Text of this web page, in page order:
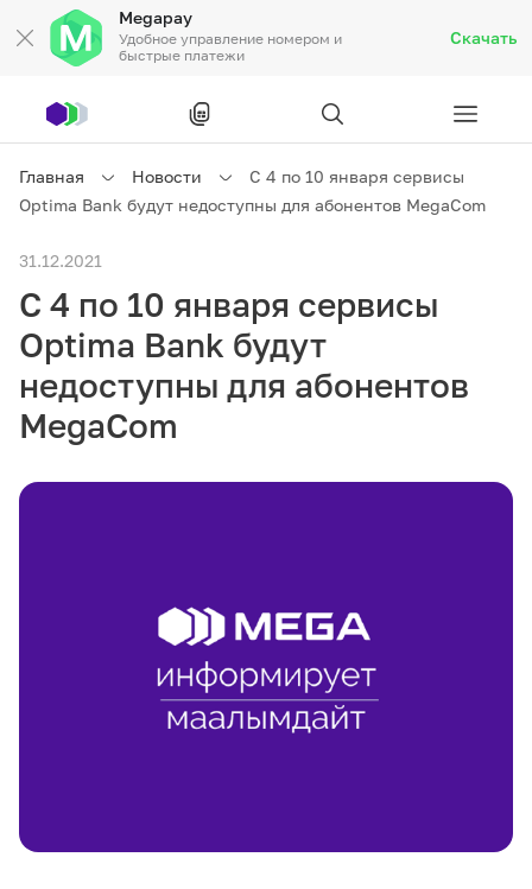
Megapay
Удобное управление номером и
быстрые платежи
Скачать
Частным клиентам
Бизнесу
Связь
Тарифы
Главная Новости
С 4 по 10 января сервисы
Optima Bank будут недоступны для абонентов MegaCom
31.12.2021
С 4 по 10 января сервисы
Optima Bank будут
недоступны для абонентов
MegaCom